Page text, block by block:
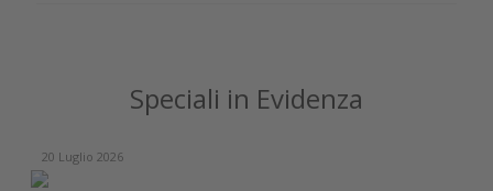
Speciali in Evidenza
20 Luglio 2026